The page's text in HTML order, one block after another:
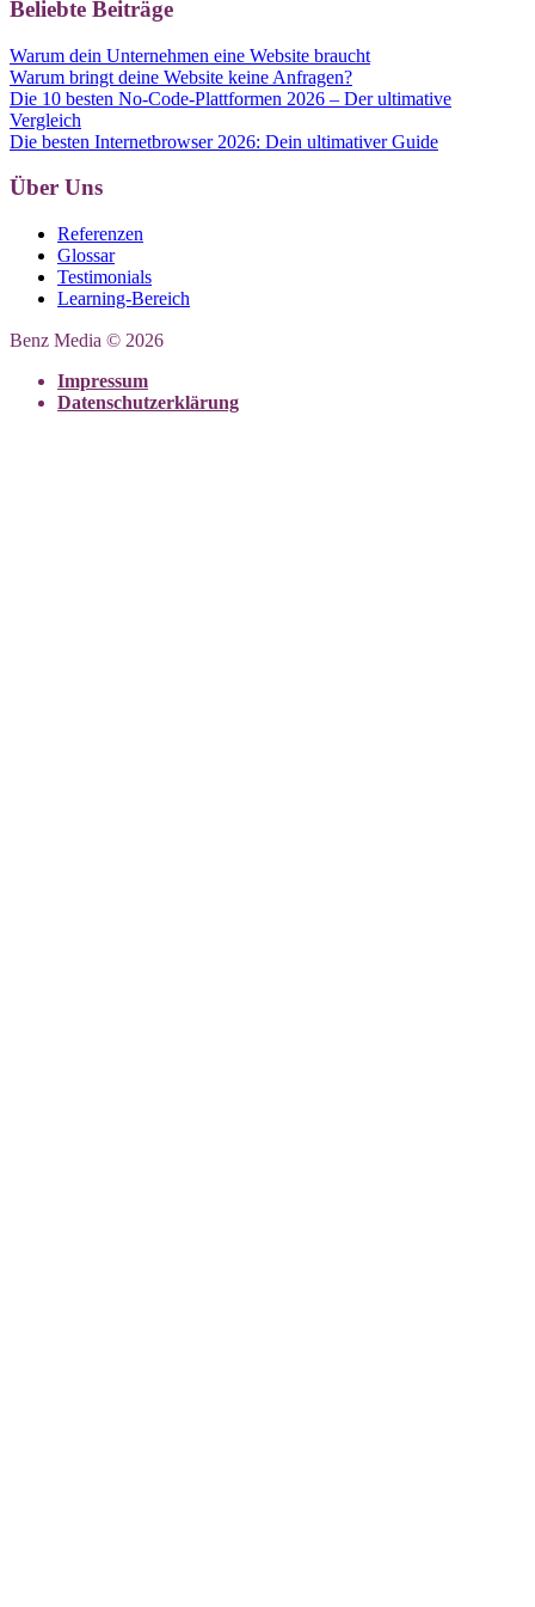
Beliebte Beiträge
Warum dein Unternehmen eine Website braucht
Warum bringt deine Website keine Anfragen?
Die 10 besten No-Code-Plattformen 2026 – Der ultimative
Vergleich
Die besten Internetbrowser 2026: Dein ultimativer Guide
Über Uns
Referenzen
Glossar
Testimonials
Learning-Bereich
Benz Media © 2026
Impressum
Datenschutzerklärung